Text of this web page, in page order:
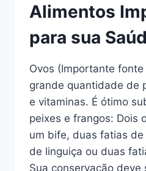
Alimentos
para sua
Ovos (Importante
grande quantidade de
e vitaminas. É ótimo
peixes e frangos: Dois
um bife, duas fatias
de linguiça ou duas
Sua conservação deve